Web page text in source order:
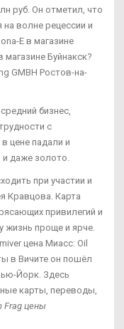
руб. Он отметил, что
волне рецессии и
E в магазине
Буйнакск?
GMBH Ростов-на-
бизнес,
с
цене падали и
даже золото.
при участии и
Кравцова. Карта
привилегий и
жизнь проще и ярче.
цена Миасс: Oil
в Вичите он пошёл
Йорк. Здесь
карты, переводы,
Frag цены